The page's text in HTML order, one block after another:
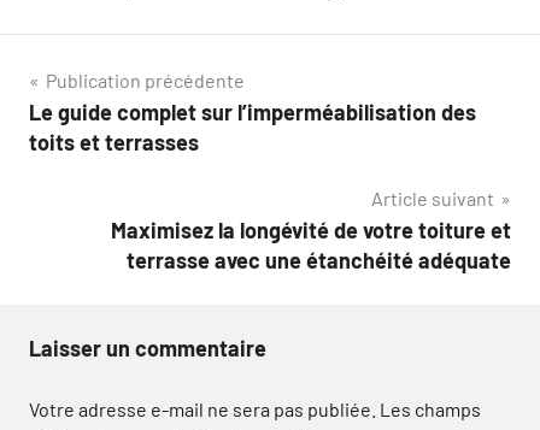
Navigation
de
Publication précédente
Le guide complet sur l’imperméabilisation des
toits et terrasses
Article suivant
Maximisez la longévité de votre toiture et
terrasse avec une étanchéité adéquate
Laisser un commentaire
Votre adresse e-mail ne sera pas publiée. Les champs